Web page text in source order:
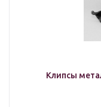
Клипсы